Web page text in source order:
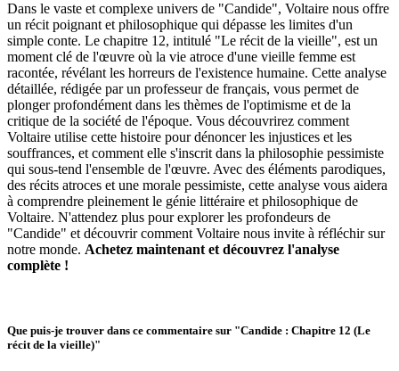
Dans le vaste et complexe univers de "Candide", Voltaire nous offre
un récit poignant et philosophique qui dépasse les limites d'un
simple conte. Le chapitre 12, intitulé "Le récit de la vieille", est un
moment clé de l'œuvre où la vie atroce d'une vieille femme est
racontée, révélant les horreurs de l'existence humaine. Cette analyse
détaillée, rédigée par un professeur de français, vous permet de
plonger profondément dans les thèmes de l'optimisme et de la
critique de la société de l'époque. Vous découvrirez comment
Voltaire utilise cette histoire pour dénoncer les injustices et les
souffrances, et comment elle s'inscrit dans la philosophie pessimiste
qui sous-tend l'ensemble de l'œuvre. Avec des éléments parodiques,
des récits atroces et une morale pessimiste, cette analyse vous aidera
à comprendre pleinement le génie littéraire et philosophique de
Voltaire. N'attendez plus pour explorer les profondeurs de
"Candide" et découvrir comment Voltaire nous invite à réfléchir sur
notre monde. Achetez maintenant et découvrez l'analyse
complète !
Que puis-je trouver dans ce commentaire sur "Candide : Chapitre 12 (Le
récit de la vieille)"